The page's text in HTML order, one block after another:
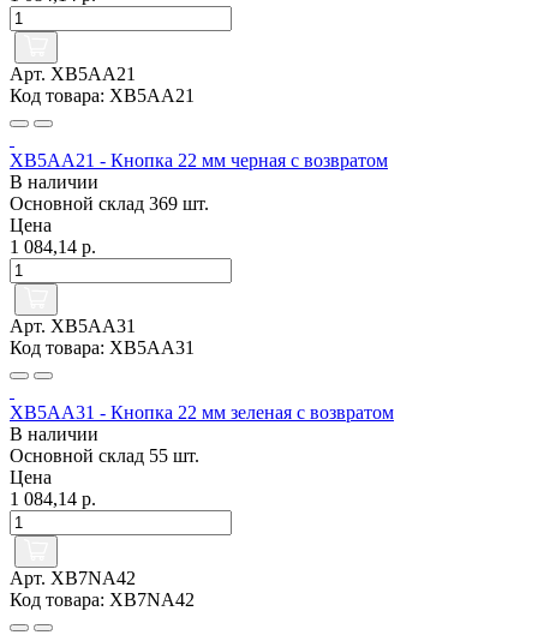
Арт. XB5AA21
Код товара: XB5AA21
XB5AA21 - Кнопка 22 мм черная с возвратом
В наличии
Основной склад 369 шт.
Цена
1 084,14 р.
Арт. XB5AA31
Код товара: XB5AA31
XB5AA31 - Кнопка 22 мм зеленая с возвратом
В наличии
Основной склад 55 шт.
Цена
1 084,14 р.
Арт. XB7NA42
Код товара: XB7NA42